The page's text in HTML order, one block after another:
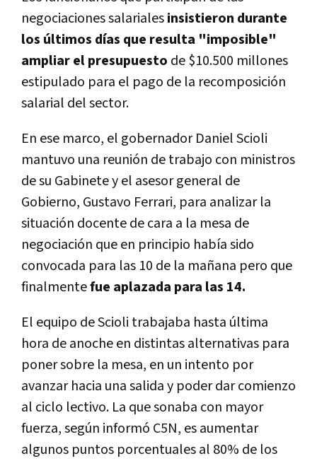
negociaciones salarialesinsistieron durante
los últimos días que resulta "imposible"
ampliar el presupuesto de $10.500 millones
estipulado para el pago de la recomposición
salarial del sector.
En ese marco, el gobernador Daniel Scioli
mantuvo una reunión de trabajo con ministros
de su Gabinete y el asesor general de
Gobierno, Gustavo Ferrari, para analizar la
situación docente de cara a la mesa de
negociación que en principio había sido
convocada para las 10 de la mañana pero que
finalmentefue aplazada para las 14.
El equipo de Scioli trabajaba hasta última
hora de anoche en distintas alternativas para
poner sobre la mesa, en un intento por
avanzar hacia una salida y poder dar comienzo
al ciclo lectivo. La que sonaba con mayor
fuerza, según informó C5N, es aumentar
algunos puntos porcentuales al 80% de los